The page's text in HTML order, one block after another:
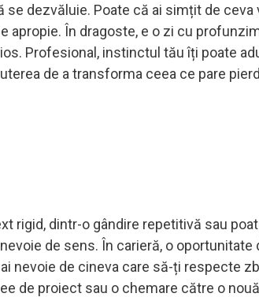
dezvăluie. Poate că ai simțit de
apropie. În dragoste, e o zi cu
Profesional, instinctul tău îți poate
de a transforma ceea ce pare
rigid, dintr-o gândire repetitivă sau
de sens. În carieră, o oportunitate
nevoie de cineva care să-ți respecte
de proiect sau o chemare către o